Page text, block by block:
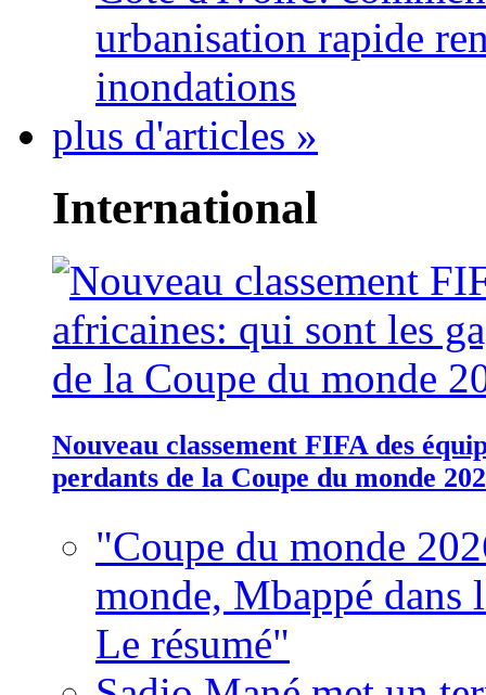
urbanisation rapide
inondations
plus d'articles »
International
Nouveau classement FIFA des
perdants de la Coupe du monde
"Coupe du monde
monde, Mbappé dans
Le résumé"